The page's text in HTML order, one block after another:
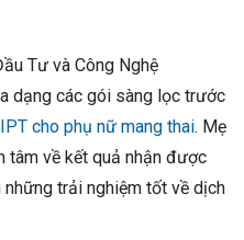
Tư và Công Nghệ
dạng các gói sàng lọc trước
cho phụ nữ mang thai. Mẹ
tâm về kết quả nhận được
trải nghiệm tốt về dịch